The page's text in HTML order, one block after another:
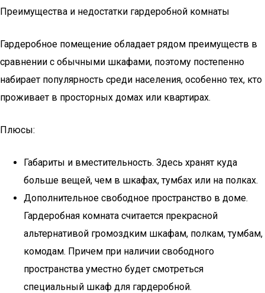
Преимущества и недостатки гардеробной комнаты
Гардеробное помещение обладает рядом преимуществ в
сравнении с обычными шкафами, поэтому постепенно
набирает популярность среди населения, особенно тех, кто
проживает в просторных домах или квартирах.
Плюсы:
Габариты и вместительность. Здесь хранят куда
больше вещей, чем в шкафах, тумбах или на полках.
Дополнительное свободное пространство в доме.
Гардеробная комната считается прекрасной
альтернативой громоздким шкафам, полкам, тумбам,
комодам. Причем при наличии свободного
пространства уместно будет смотреться
специальный шкаф для гардеробной.